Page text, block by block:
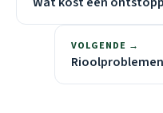
VOLGENDE →